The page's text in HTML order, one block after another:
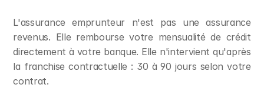
L'assurance emprunteur n'est pas une assurance
revenus. Elle rembourse votre mensualité de crédit
directement à votre banque. Elle n'intervient qu'après
la franchise contractuelle : 30 à 90 jours selon votre
contrat.